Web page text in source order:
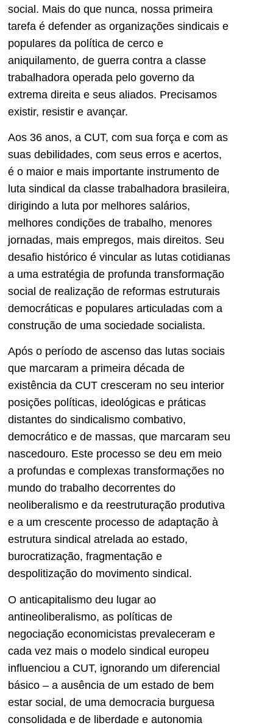
social. Mais do que nunca, nossa primeira
tarefa é defender as organizações sindicais e
populares da política de cerco e
aniquilamento, de guerra contra a classe
trabalhadora operada pelo governo da
extrema direita e seus aliados. Precisamos
existir, resistir e avançar.
Aos 36 anos, a CUT, com sua força e com as
suas debilidades, com seus erros e acertos,
é o maior e mais importante instrumento de
luta sindical da classe trabalhadora brasileira,
dirigindo a luta por melhores salários,
melhores condições de trabalho, menores
jornadas, mais empregos, mais direitos. Seu
desafio histórico é vincular as lutas cotidianas
a uma estratégia de profunda transformação
social de realização de reformas estruturais
democráticas e populares articuladas com a
construção de uma sociedade socialista.
Após o período de ascenso das lutas sociais
que marcaram a primeira década de
existência da CUT cresceram no seu interior
posições políticas, ideológicas e práticas
distantes do sindicalismo combativo,
democrático e de massas, que marcaram seu
nascedouro. Este processo se deu em meio
a profundas e complexas transformações no
mundo do trabalho decorrentes do
neoliberalismo e da reestruturação produtiva
e a um crescente processo de adaptação à
estrutura sindical atrelada ao estado,
burocratização, fragmentação e
despolitização do movimento sindical.
O anticapitalismo deu lugar ao
antineoliberalismo, as políticas de
negociação economicistas prevaleceram e
cada vez mais o modelo sindical europeu
influenciou a CUT, ignorando um diferencial
básico – a ausência de um estado de bem
estar social, de uma democracia burguesa
consolidada e de liberdade e autonomia